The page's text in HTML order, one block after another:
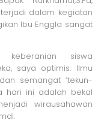
dalam kegiatan
Ibu Enggla sangat
siswa
saya optimis. Ilmu
semangat ‘tekun-
hari ini adalah bekal
wirausahawan